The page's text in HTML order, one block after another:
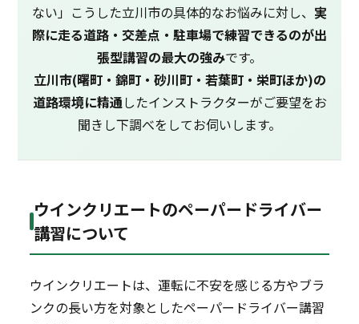
ない」こうした立川市の具体的なお悩みに対し、 実
際に走る道路・交差点・駐車場で練習できるのが出
張型講習の最大の強みです。
立川市(曙町・錦町・砂川町・若葉町・栄町ほか)の
道路環境に精通したインストラクターがご要望をお
聞きし下調べをしてお伺いします。
ウインクリエートのペーパードライバー
講習について
ウインクリエートは、運転に不安を感じる方やブラ
ンクの長い方を対象としたペーパードライバー講習